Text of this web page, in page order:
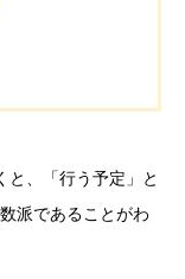
と、「行う予定」と
派であることがわ